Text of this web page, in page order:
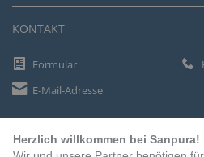
KONTAKT
Formular
E-Mail-Adresse
ZAHLUNGSARTEN
Herzlich willkommen bei Sanpura!